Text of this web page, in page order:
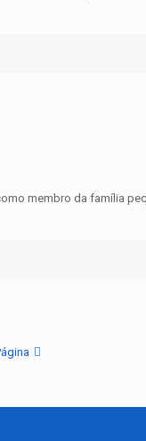
membro da família